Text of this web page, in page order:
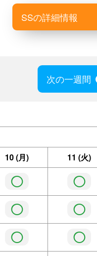
SSの詳細情報
次の一週間
10(月) 11 (火)
◯ ◯
◯ ◯
◯ ◯